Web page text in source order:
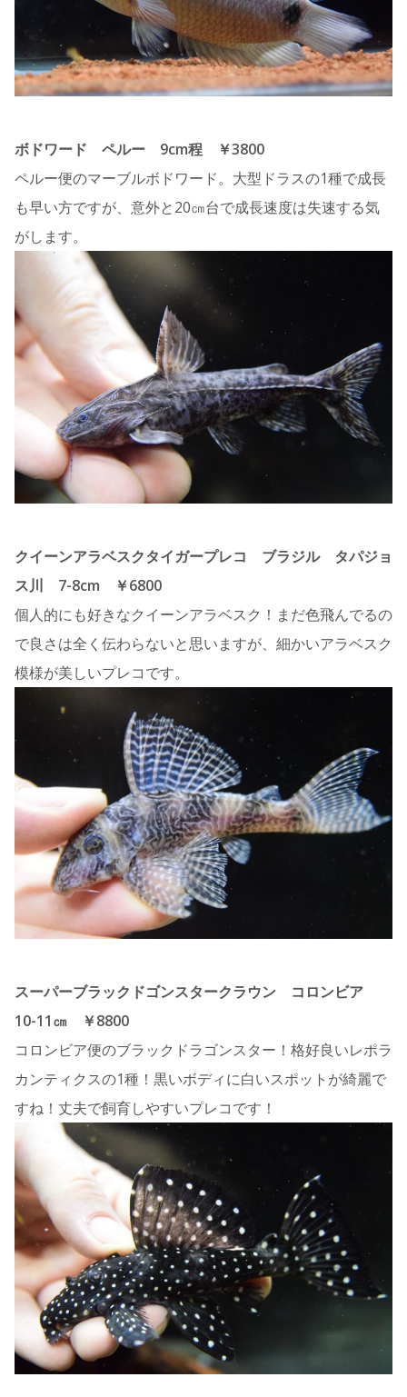
ボドワード ペルー 9cm程 ￥3800
ペルー便のマーブルボドワード。大型ドラスの1種で成長
も早い方ですが、意外と20㎝台で成長速度は失速する気
がします。
クイーンアラベスクタイガープレコ ブラジル タパジョ
ス川 7-8cm ￥6800
個人的にも好きなクイーンアラベスク！まだ色飛んでるの
で良さは全く伝わらないと思いますが、細かいアラベスク
模様が美しいプレコです。
スーパーブラックドゴンスタークラウン コロンビア
10-11㎝ ￥8800
コロンビア便のブラックドラゴンスター！格好良いレポラ
カンティクスの1種！黒いボディに白いスポットが綺麗で
すね！丈夫で飼育しやすいプレコです！